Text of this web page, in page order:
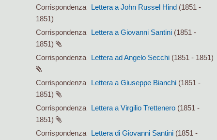
Corrispondenza Lettera a John Russel Hind (1851 -
1851)
Corrispondenza
Lettera a Giovanni Santini (1851 -
1851)
Corrispondenza
Lettera ad Angelo Secchi (1851 - 1851)
Corrispondenza Lettera a Giuseppe Bianchi (1851 -
1851)
Corrispondenza
Lettera a Virgilio Trettenero (1851 -
1851)
Corrispondenza
Lettera di Giovanni Santini (1851 -